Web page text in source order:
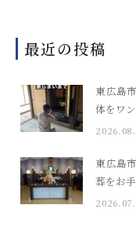
最近の投稿
東広島
体をワ
東広島
葬をお